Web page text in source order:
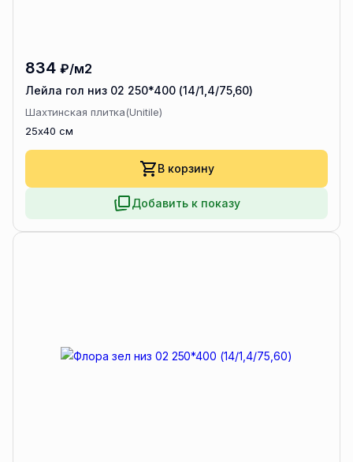
834 ₽/м2
Лейла гол низ 02 250*400 (14/1,4/75,60)
Шахтинская плитка(Unitile)
25x40 см
В корзину
Добавить к показу